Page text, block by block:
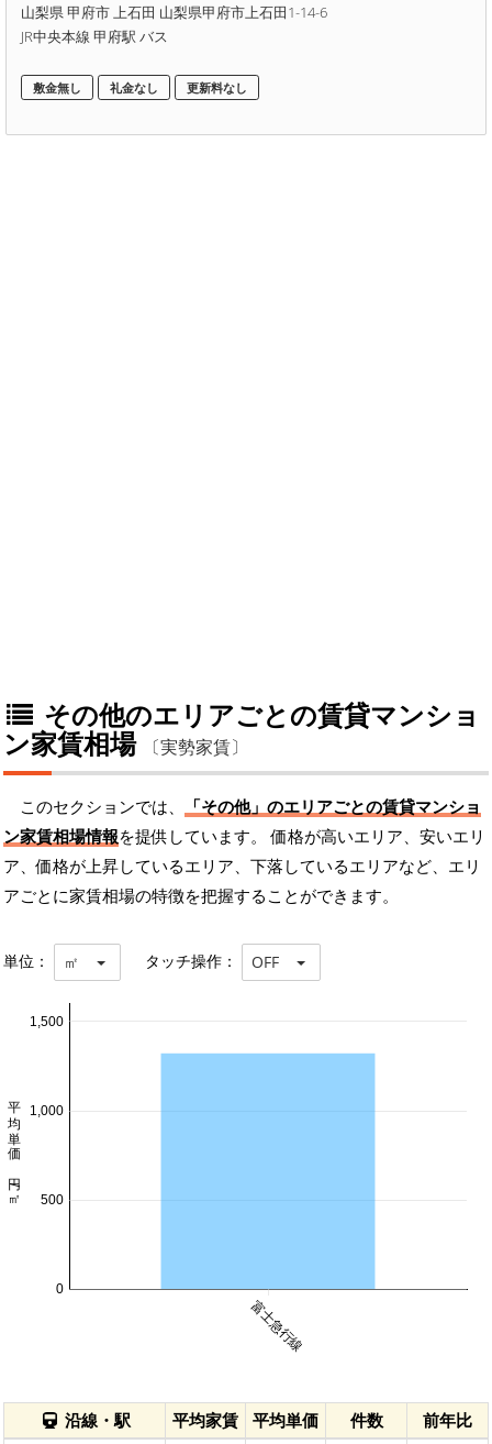
山梨県 甲府市 上石田 山梨県甲府市上石田1-14-6
JR中央本線 甲府駅 バス
敷金無し 礼金なし 更新料なし
その他のエリアごとの賃貸マンショ
ン家賃相場 〔実勢家賃〕
このセクションでは、
「その他」のエリアごとの賃貸マンショ
ン家賃相場情報を提供しています。 価格が高いエリア、安いエリ
ア、価格が上昇しているエリア、下落しているエリアなど、エリ
アごとに家賃相場の特徴を把握することができます。
単位： ㎡ タッチ操作： OFF
富士急行線
0
500
1,000
1,500
平均単価 円/㎡
沿線・駅 平均家賃 平均単価 件数
前年比